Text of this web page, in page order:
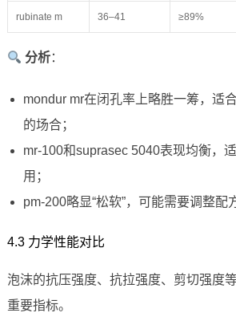
rubinate m 36–41 ≥89%
分析：
mondur mr在闭孔率上略胜一筹，适
的场合；
mr-100和suprasec 5040表现均衡，
用；
pm-200略显“松软”，可能需要调整配
4.3 力学性能对比
泡沫的抗压强度、抗拉强度、剪切强度
重要指标。